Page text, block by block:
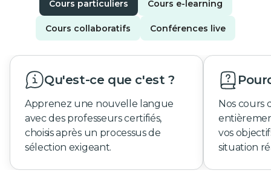
Cours particuliers Cours e-learning
Cours collaboratifs Conférences live
Qu'est-ce que c'est ?
Apprenez une nouvelle langue
avec des professeurs certifiés,
choisis après un processus de
sélection exigeant.
Nos cours
vos
situation